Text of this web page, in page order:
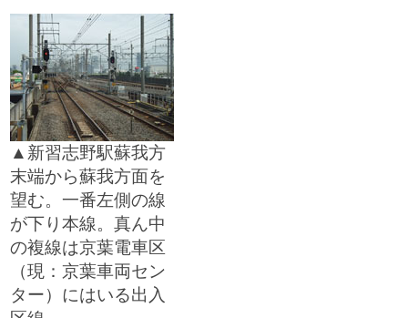
▲新習志野駅蘇我方
末端から蘇我方面を
望む。一番左側の線
が下り本線。真ん中
の複線は京葉電車区
（現：京葉車両セン
ター）にはいる出入